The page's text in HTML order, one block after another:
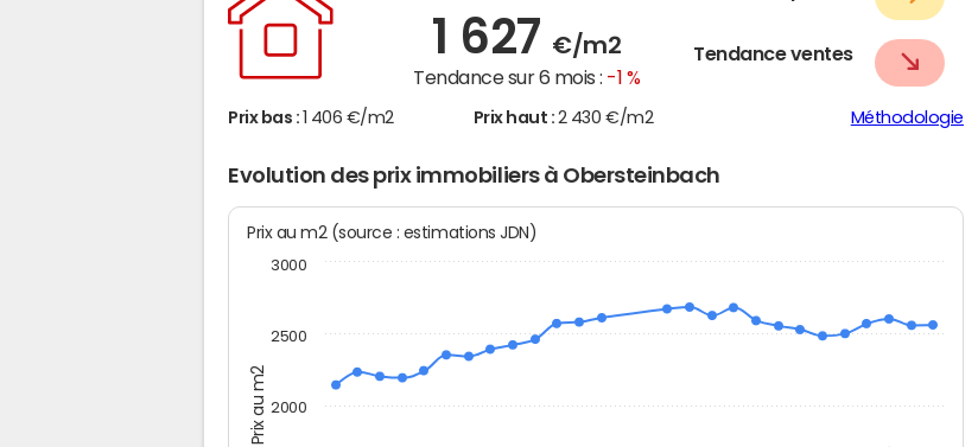
1 627 €/m2
Tendance sur 6 mois : -1 %
Tendance ventes
Prix bas : 1 406 €/m2 Prix haut : 2 430 €/m2 Méthodologie
Evolution des prix immobiliers à Obersteinbach
Prix au m2
Prix au m2 (source : estimations JDN)
2000
2500
3000